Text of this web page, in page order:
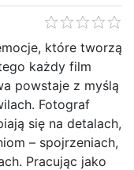
które tworzą
każdy film
powstaje z myślą
Fotograf
się na detalach,
– spojrzeniach,
Pracując jako